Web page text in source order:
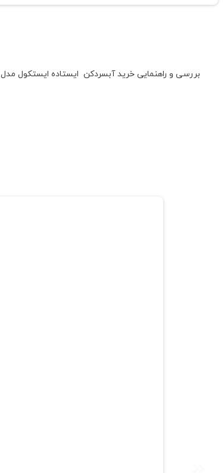
بررسی و راهنمایی خرید آبسردکن ایستاده ایستکول مدل TM-CS216